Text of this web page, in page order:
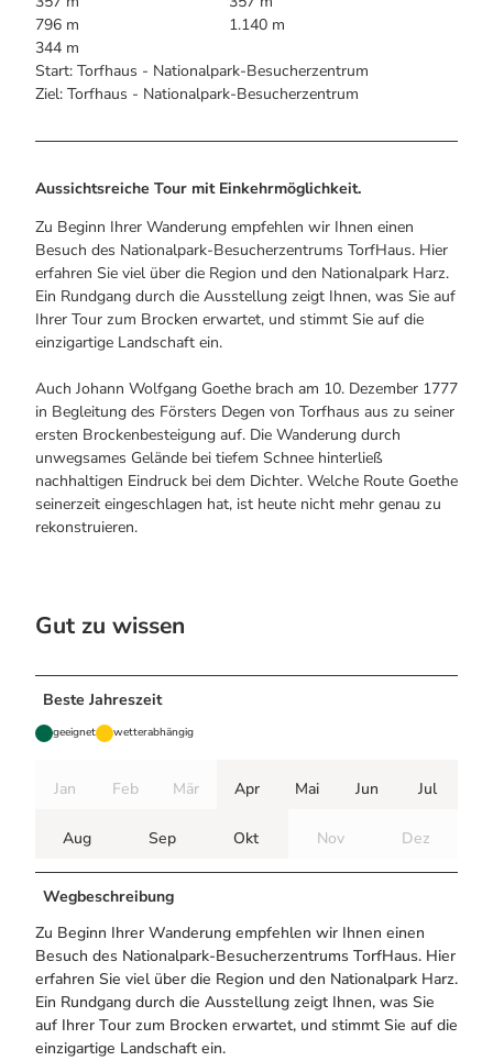
Bogenschiessen in Hohegeiss
Noch lange nicht Schicht im Schacht
Die Eisflüsterer: Harzer Falken
Wanderführer Jörg Kühnhold
Webcams
Informationen für Gastgeberinnen
Kulinarik
Einkaufen
Webcams
796 m
1.140 m
344 m
Start: Torfhaus - Nationalpark-Besucherzentrum
Ziel: Torfhaus - Nationalpark-Besucherzentrum
Aussichtsreiche Tour mit Einkehrmöglichkeit.
Zu Beginn Ihrer Wanderung empfehlen wir Ihnen einen
Besuch des Nationalpark-Besucherzentrums TorfHaus. Hier
erfahren Sie viel über die Region und den Nationalpark Harz.
Ein Rundgang durch die Ausstellung zeigt Ihnen, was Sie auf
Ihrer Tour zum Brocken erwartet, und stimmt Sie auf die
einzigartige Landschaft ein.
Auch Johann Wolfgang Goethe brach am 10. Dezember 1777
in Begleitung des Försters Degen von Torfhaus aus zu seiner
ersten Brockenbesteigung auf. Die Wanderung durch
unwegsames Gelände bei tiefem Schnee hinterließ
nachhaltigen Eindruck bei dem Dichter. Welche Route Goethe
seinerzeit eingeschlagen hat, ist heute nicht mehr genau zu
rekonstruieren.
Gut zu wissen
Beste Jahreszeit
geeignet wetterabhängig
Jan Feb Mär Apr Mai Jun Jul
Aug Sep Okt Nov Dez
Wegbeschreibung
Zu Beginn Ihrer Wanderung empfehlen wir Ihnen einen
Besuch des Nationalpark-Besucherzentrums TorfHaus. Hier
erfahren Sie viel über die Region und den Nationalpark Harz.
Ein Rundgang durch die Ausstellung zeigt Ihnen, was Sie
auf Ihrer Tour zum Brocken erwartet, und stimmt Sie auf die
einzigartige Landschaft ein.